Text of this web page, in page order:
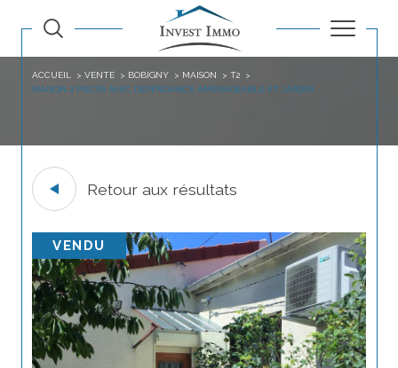
ACCUEIL VENTE BOBIGNY MAISON
T2
MAISON 2 PIECES AVEC DEPENDANCE AMENAGEABLE ET JARDIN
Retour aux résultats
VENDU